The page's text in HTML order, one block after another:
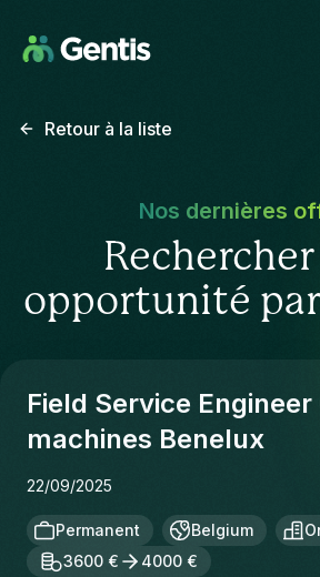
Retour à la liste
Nos dernières
opportunité
Field Service Engineer
machines Benelux
22/09/2025
Permanent Belgium
3600 €
4000 €